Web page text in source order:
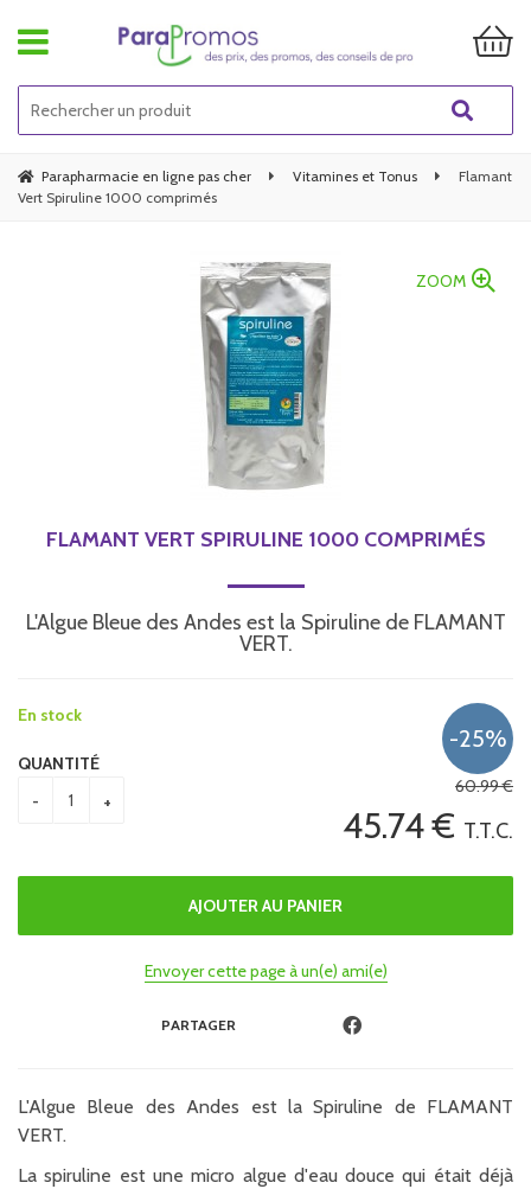
Parapharmacie en ligne pas cher Vitamines et Tonus
Flamant
Vert Spiruline 1000 comprimés
ZOOM
FLAMANT VERT SPIRULINE 1000 COMPRIMÉS
L'Algue Bleue des Andes est la Spiruline de FLAMANT
VERT.
60.99€
45.74€ T.T.C.
En stock
QUANTITÉ
Envoyer cette page à un(e) ami(e)
PARTAGER
L'Algue Bleue des Andes est la Spiruline de FLAMANT
VERT.
La spiruline est une micro algue d'eau douce qui était déjà